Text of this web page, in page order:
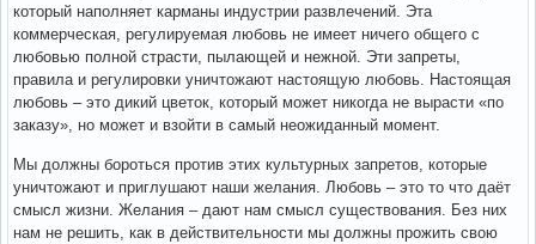
который наполняет карманы индустрии развлечений. Эта
коммерческая, регулируемая любовь не имеет ничего общего с
любовью полной страсти, пылающей и нежной. Эти запреты,
правила и регулировки уничтожают настоящую любовь. Настоящая
любовь – это дикий цветок, который может никогда не вырасти «по
заказу», но может и взойти в самый неожиданный момент.
Мы должны бороться против этих культурных запретов, которые
уничтожают и приглушают наши желания. Любовь – это то что даёт
смысл жизни. Желания – дают нам смысл существования. Без них
нам не решить, как в действительности мы должны прожить свою